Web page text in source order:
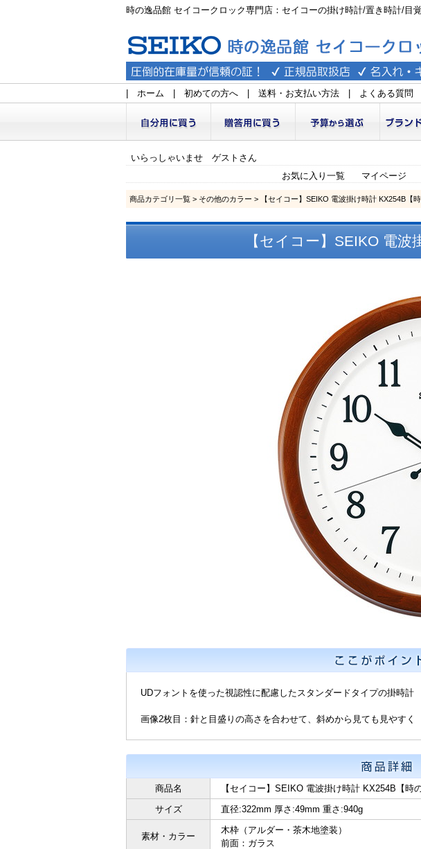
時の逸品館 セイコークロック専門店：セイコーの掛け時計/置き時計/目
ホーム 初めての方へ 送料・お支払い方法 よくある質問
いらっしゃいませ ゲストさん
お気に入り一覧
マイページ
商品カテゴリ一覧 > その他のカラー > 【セイコー】SEIKO 電波掛け時計 KX254B【時
【セイコー】SEIKO 電波
UDフォントを使った視認性に配慮したスタンダードタイプの掛時計
画像2枚目：針と目盛りの高さを合わせて、斜めから見ても見やすく
商品名
【セイコー】SEIKO 電波掛け時計 KX254B【時
サイズ
直径:322mm 厚さ:49mm 重さ:940g
素材・カラー
木枠（アルダー・茶木地塗装）
前面：ガラス